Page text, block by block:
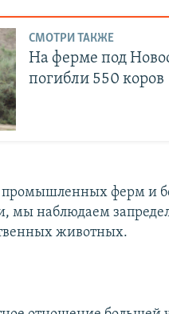
СМОТРИ ТАКЖЕ
На ферме под
погибли 550 коров
ферм и
мы наблюдаем
животных.